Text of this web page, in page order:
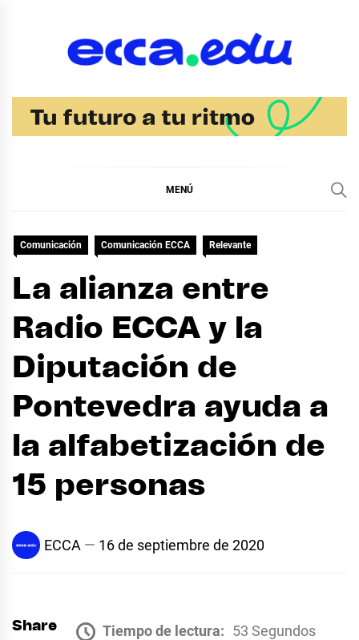
MENÚ
Comunicación Comunicación ECCA Relevante
La alianza entre
Radio ECCA y la
Diputación de
Pontevedra ayuda a
la alfabetización de
15 personas
ECCA 16 de septiembre de 2020
Share Tiempo de lectura: 53 Segundos